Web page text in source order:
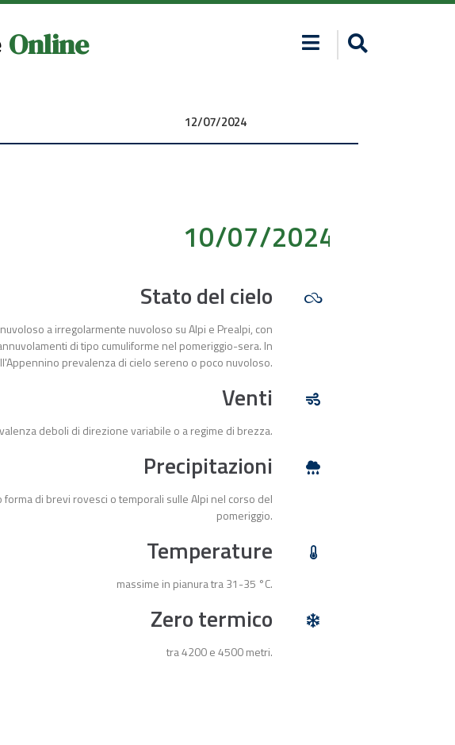
Online
12/07/2024 00:00:00
10/07/2024 00:00:00
Stato del cielo
a irregolarmente nuvoloso su Alpi e Prealpi, con
di tipo cumuliforme nel pomeriggio-sera. In
prevalenza di cielo sereno o poco nuvoloso.
Venti
deboli di direzione variabile o a regime di brezza.
Precipitazioni
di brevi rovesci o temporali sulle Alpi nel corso del
pomeriggio.
Temperature
massime in pianura tra 31-35 °C.
Zero termico
tra 4200 e 4500 metri.